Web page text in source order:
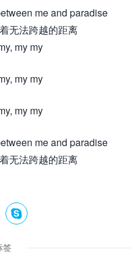
me and paradise
无法跨越的距离
my my
my my
my my
me and paradise
无法跨越的距离

签